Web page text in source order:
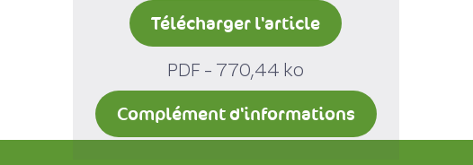
Télécharger l'article
PDF - 770,44 ko
Complément d'informations